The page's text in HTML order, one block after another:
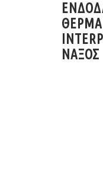
ΝΑΞΟΣ